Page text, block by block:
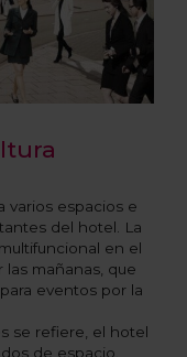
varios espacios e
del hotel. La
en el
mañanas, que
eventos por la
se refiere, el hotel
de espacio.